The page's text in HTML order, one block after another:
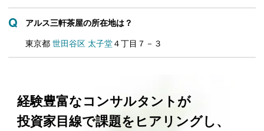
アルス三軒茶屋の所在地は？
東京都 世田谷区 太子堂４丁目７－３
経験豊富なコンサルタントが
投資家目線で課題をヒアリングし、